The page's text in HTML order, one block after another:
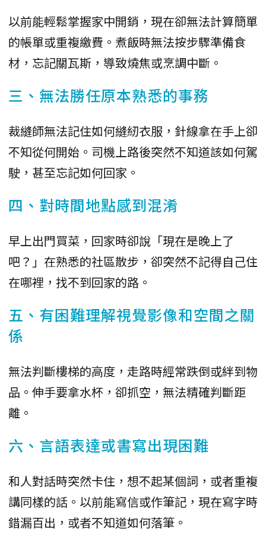
以前能輕鬆掌握家中開銷，現在卻無法計算簡單
的帳單或重複繳費。煮飯時無法按步驟準備食
材，忘記關瓦斯，導致燒焦或烹調中斷。
三、無法勝任原本熟悉的事務
裁縫師無法記住如何縫紉衣服，針線拿在手上卻
不知從何開始。司機上路後突然不知道該如何駕
駛，甚至忘記如何回家。
四、對時間地點感到混淆
早上出門買菜，回家時卻說「現在是晚上了
吧？」在熟悉的社區散步，卻突然不記得自己住
在哪裡，找不到回家的路。
五、有困難理解視覺影像和空間之關
係
無法判斷樓梯的高度，走路時經常跌倒或絆到物
品。伸手要拿水杯，卻抓空，無法精確判斷距
離。
六、言語表達或書寫出現困難
和人對話時突然卡住，想不起某個詞，或者重複
講同樣的話。以前能寫信或作筆記，現在寫字時
錯漏百出，或者不知道如何落筆。